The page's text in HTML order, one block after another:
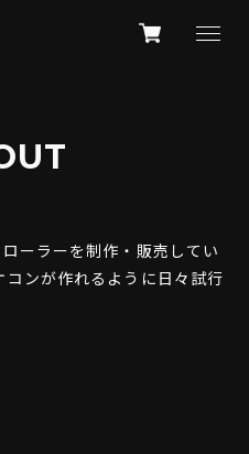
ーラーを制作・販売してい
コンが作れるように日々試行